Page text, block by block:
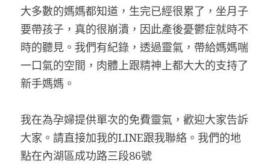
大多數的媽媽都知道，生完已經很累了，坐月子
要帶孩子，真的很崩潰，因此產後憂鬱症就時不
時的聽見。我們有紀錄，透過靈氣，帶給媽媽喘
一口氣的空間，肉體上跟精神上都大大的支持了
新手媽媽。
我在為孕婦提供單次的免費靈氣，歡迎大家告訴
大家。請直接加我的LINE跟我聯絡。我們的地
點在內湖區成功路三段86號